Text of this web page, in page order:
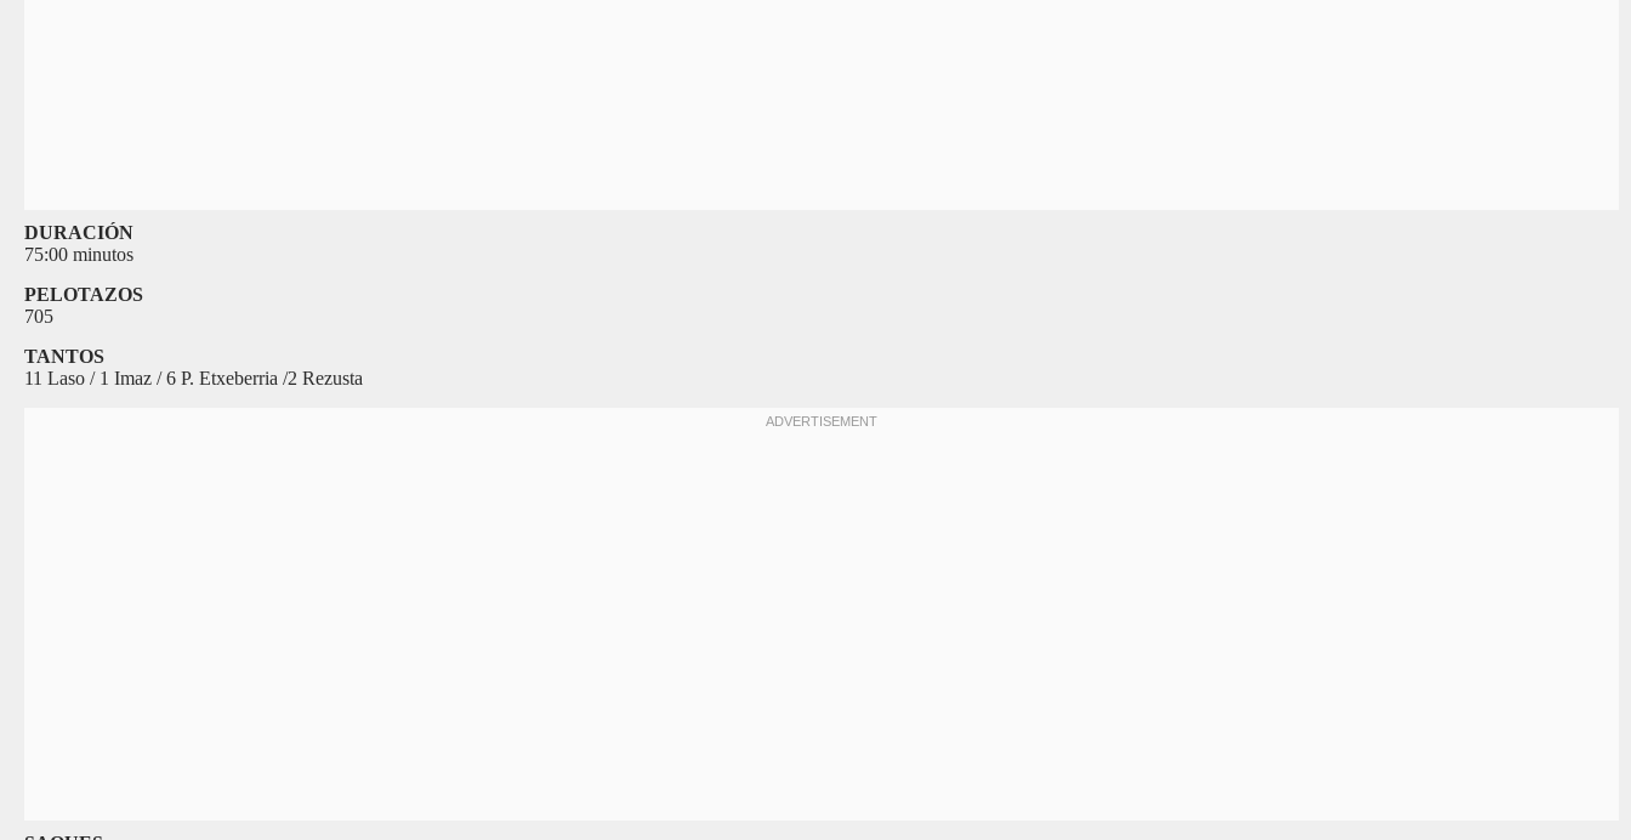
DURACIÓN
75:00 minutos
PELOTAZOS
705
TANTOS
11 Laso / 1 Imaz / 6 P. Etxeberria /2 Rezusta